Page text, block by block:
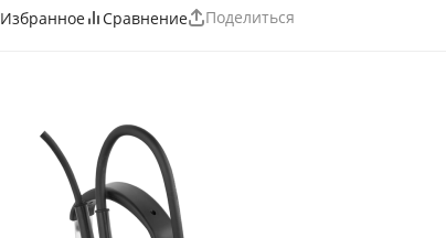
Избранное Сравнение Поделиться